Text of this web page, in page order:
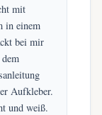
mit
in einem
bei mir
Aufkleber.
und weiß.